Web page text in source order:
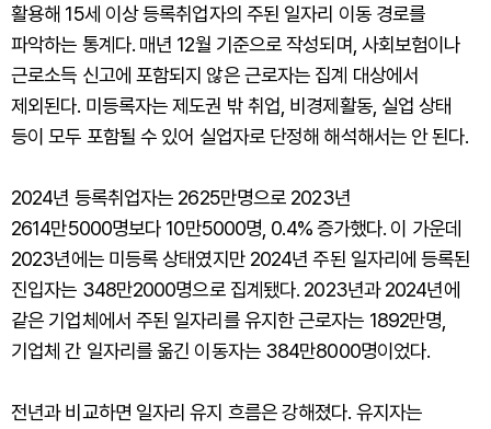
활용해 15세 이상 등록취업자의 주된 일자리 이동 경로를
파악하는 통계다. 매년 12월 기준으로 작성되며, 사회보험이나
근로소득 신고에 포함되지 않은 근로자는 집계 대상에서
제외된다. 미등록자는 제도권 밖 취업, 비경제활동, 실업 상태
등이 모두 포함될 수 있어 실업자로 단정해 해석해서는 안 된다.
2024년 등록취업자는 2625만명으로 2023년
2614만5000명보다 10만5000명, 0.4% 증가했다. 이 가운데
2023년에는 미등록 상태였지만 2024년 주된 일자리에 등록된
진입자는 348만2000명으로 집계됐다. 2023년과 2024년에
같은 기업체에서 주된 일자리를 유지한 근로자는 1892만명,
기업체 간 일자리를 옮긴 이동자는 384만8000명이었다.
전년과 비교하면 일자리 유지 흐름은 강해졌다. 유지자는